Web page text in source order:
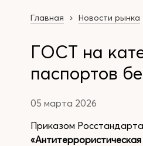
Главная Новости рынка
ГОСТ на
паспортов
05 марта 2026
Приказом